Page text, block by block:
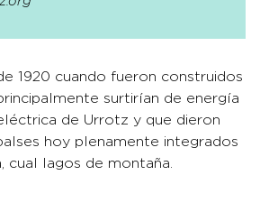
1920 cuando fueron construidos
surtirían de energía
de Urrotz y que dieron
hoy plenamente integrados
cual lagos de montaña.